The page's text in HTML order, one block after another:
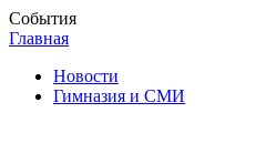
События
Главная
Новости
Гимназия и СМИ